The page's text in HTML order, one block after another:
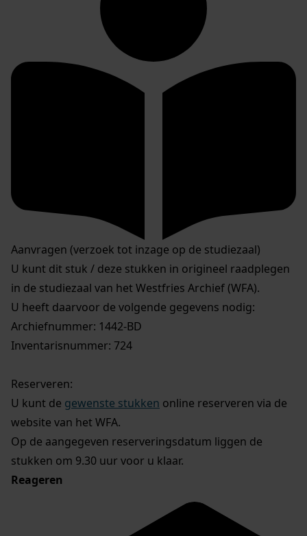
Aanvragen (verzoek tot inzage op de studiezaal)
U kunt dit stuk / deze stukken in origineel raadplegen
in de studiezaal van het Westfries Archief (WFA).
U heeft daarvoor de volgende gegevens nodig:
Archiefnummer: 1442-BD
Inventarisnummer: 724
Reserveren:
U kunt de gewenste stukken online reserveren via de
website van het WFA.
Op de aangegeven reserveringsdatum liggen de
stukken om 9.30 uur voor u klaar.
Reageren